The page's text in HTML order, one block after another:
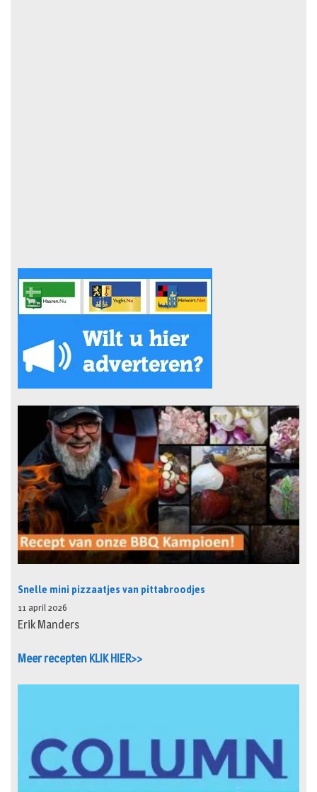
Snelle mini pizzaatjes van pittabroodjes
11 april 2026
Erik Manders
Meer recepten KLIK HIER>>